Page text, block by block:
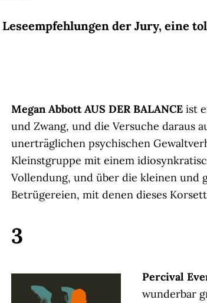
der Jury, eine
Megan Abbott AUS DER BALANCE ist
und Zwang, und die Versuche daraus
unerträglichen psychischen
Kleinstgruppe mit einem
Vollendung, und über die kleinen und
Betrügereien, mit denen dieses
3
Percival
wunderbar